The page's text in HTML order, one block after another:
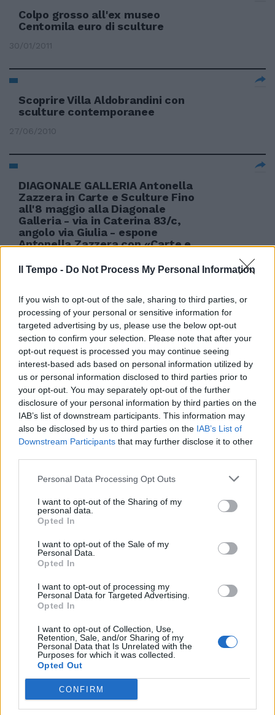
Il Tempo - Do Not Process My Personal Information
If you wish to opt-out of the sale, sharing to third parties, or
processing of your personal or sensitive information for
targeted advertising by us, please use the below opt-out
section to confirm your selection. Please note that after your
opt-out request is processed you may continue seeing
interest-based ads based on personal information utilized by
us or personal information disclosed to third parties prior to
your opt-out. You may separately opt-out of the further
disclosure of your personal information by third parties on the
IAB’s list of downstream participants. This information may
also be disclosed by us to third parties on the IAB’s List of
Downstream Participants that may further disclose it to other
Personal Data Processing Opt Outs
I want to opt-out of the Sharing of my
personal data.
Opted In
I want to opt-out of the Sale of my
Personal Data.
Opted In
I want to opt-out of processing my
Personal Data for Targeted Advertising.
Opted In
I want to opt-out of Collection, Use,
Retention, Sale, and/or Sharing of my
Personal Data that Is Unrelated with the
Purposes for which it was collected.
Opted Out
CONFIRM
Colpo grosso all'ex museo
Centomila euro di sculture
30/01/2011
Scoprire Villa Aldobrandini con
sculture contemporanee
27/06/2010
DIAGONALE GALLERIA Antonella
Zazzera in Carte e Sculture Fino
all'8 maggio alla Diagonale
Galleria - via in Caterina 83/c,
angolo via Giulia - espone
Antonella Zazzera con «Carte e
personale nella Capitale.
Crocefisso, via Margutta si
mobilita
Tra monete e sculture Tutti i
tesori recuperati dall'Arma dei
Sculture gigantesche invadono
30/07/2006
«Metropolis» e «Sculture en
07/02/2006
CHIUDE il Museo dell'Alabastro
di Volterra e la collezione di